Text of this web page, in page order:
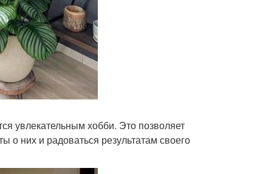
увлекательным хобби. Это позволяет
о них и радоваться результатам своего